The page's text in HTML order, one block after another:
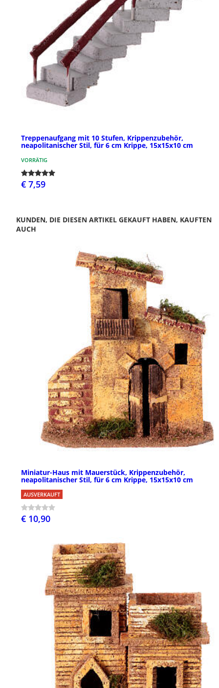
Treppenaufgang mit 10 Stufen, Krippenzubehör,
neapolitanischer Stil, für 6 cm Krippe, 15x15x10 cm
VORRÄTIG
€ 7,59
KUNDEN, DIE DIESEN ARTIKEL GEKAUFT HABEN, KAUFTEN
AUCH
Miniatur-Haus mit Mauerstück, Krippenzubehör,
neapolitanischer Stil, für 6 cm Krippe, 15x15x10 cm
AUSVERKAUFT
€ 10,90